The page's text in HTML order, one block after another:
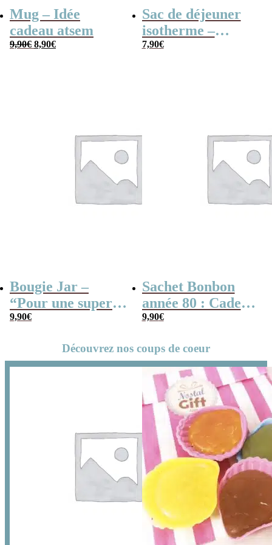
Mug – Idée
cadeau atsem
9,90€ Le
prix
8,90€Le
prix
Sac de déjeuner
isotherme –
“Merci pour cette
7,90€
Bougie Jar –
“Pour une super
Atsem”
9,90€
Sachet Bonbon
année 80 : Cadeau
Atsem
9,90€
Découvrez nos coups de coeur